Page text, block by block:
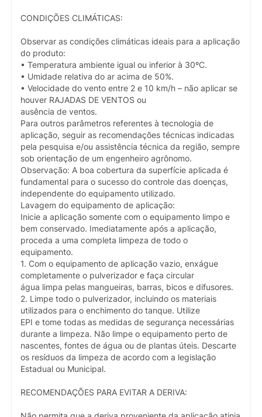
CONDIÇÕES CLIMÁTICAS:
Observar as condições climáticas ideais para a aplicação
do produto:
• Temperatura ambiente igual ou inferior à 30ºC.
• Umidade relativa do ar acima de 50%.
• Velocidade do vento entre 2 e 10 km/h – não aplicar se
houver RAJADAS DE VENTOS ou
ausência de ventos.
Para outros parâmetros referentes à tecnologia de
aplicação, seguir as recomendações técnicas indicadas
pela pesquisa e/ou assistência técnica da região, sempre
sob orientação de um engenheiro agrônomo.
Observação: A boa cobertura da superfície aplicada é
fundamental para o sucesso do controle das doenças,
independente do equipamento utilizado.
Lavagem do equipamento de aplicação:
Inicie a aplicação somente com o equipamento limpo e
bem conservado. Imediatamente após a aplicação,
proceda a uma completa limpeza de todo o
equipamento.
1. Com o equipamento de aplicação vazio, enxágue
completamente o pulverizador e faça circular
água limpa pelas mangueiras, barras, bicos e difusores.
2. Limpe todo o pulverizador, incluindo os materiais
utilizados para o enchimento do tanque. Utilize
EPI e tome todas as medidas de segurança necessárias
durante a limpeza. Não limpe o equipamento perto de
nascentes, fontes de água ou de plantas úteis. Descarte
os resíduos da limpeza de acordo com a legislação
Estadual ou Municipal.
RECOMENDAÇÕES PARA EVITAR A DERIVA: